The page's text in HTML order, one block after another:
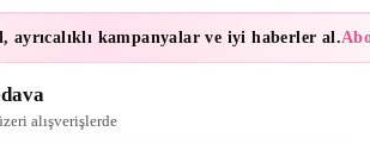
kampanyalar ve iyi haberler al.
alışverişlerde